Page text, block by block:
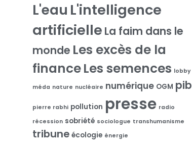
L'eau L'intelligence
artificielle La faim dans le
monde Les excès de la
financeLes semences lobby
méda nature nucléaire numérique OGM pib
pierre rabhi pollution presse radio
récession sobriété sociologue transhumanisme
tribune écologie énergie